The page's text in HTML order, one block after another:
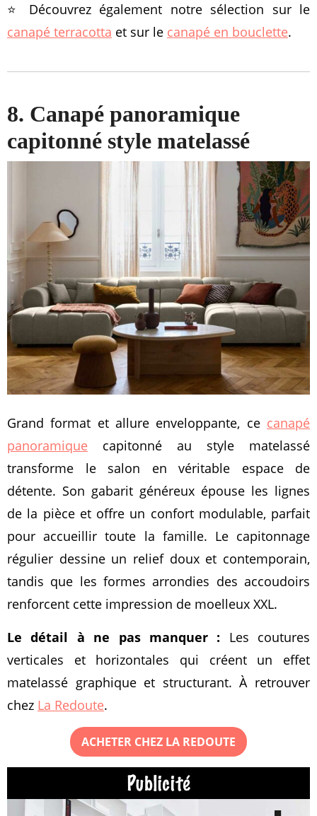
⭐️ Découvrez également notre sélection sur le
canapé terracotta et sur le canapé en bouclette.
8. Canapé panoramique
capitonné style matelassé
Grand format et allure enveloppante, ce canapé
panoramique capitonné au style matelassé
transforme le salon en véritable espace de
détente. Son gabarit généreux épouse les lignes
de la pièce et offre un confort modulable, parfait
pour accueillir toute la famille. Le capitonnage
régulier dessine un relief doux et contemporain,
tandis que les formes arrondies des accoudoirs
renforcent cette impression de moelleux XXL.
Le détail à ne pas manquer : Les coutures
verticales et horizontales qui créent un effet
matelassé graphique et structurant. À retrouver
chez La Redoute.
ACHETER CHEZ LA REDOUTE